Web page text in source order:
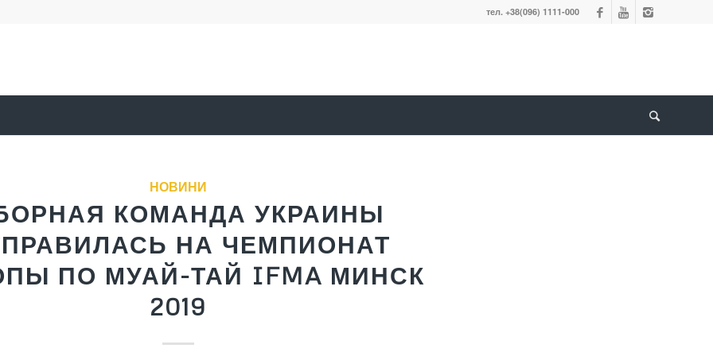
тел. +38(096) 1111-000
НОВИНИ
КОМАНДА УКРАИНЫ
НА ЧЕМПИОНАТ
ПО МУАЙ-ТАЙ IFMA МИНСК
2019